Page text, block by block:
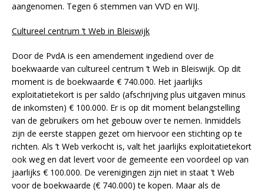
aangenomen. Tegen 6 stemmen van VVD en WIJ.
Cultureel centrum ’t Web in Bleiswijk
Door de PvdA is een amendement ingediend over de
boekwaarde van cultureel centrum ’t Web in Bleiswijk. Op dit
moment is de boekwaarde € 740.000. Het jaarlijks
exploitatietekort is per saldo (afschrijving plus uitgaven minus
de inkomsten) € 100.000. Er is op dit moment belangstelling
van de gebruikers om het gebouw over te nemen. Inmiddels
zijn de eerste stappen gezet om hiervoor een stichting op te
richten. Als ’t Web verkocht is, valt het jaarlijks exploitatietekort
ook weg en dat levert voor de gemeente een voordeel op van
jaarlijks € 100.000. De verenigingen zijn niet in staat ’t Web
voor de boekwaarde (€ 740.000) te kopen. Maar als de